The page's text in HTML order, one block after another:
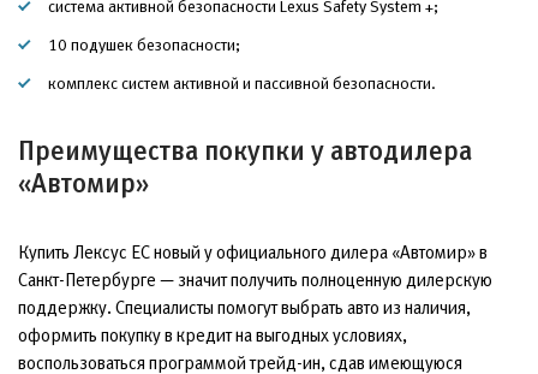
система активной безопасности Lexus Safety System +;
10 подушек безопасности;
комплекс систем активной и пассивной безопасности.
Преимущества покупки у автодилера
«Автомир»
Купить Лексус ЕС новый у официального дилера «Автомир» в
Санкт-Петербурге — значит получить полноценную дилерскую
поддержку. Специалисты помогут выбрать авто из наличия,
оформить покупку в кредит на выгодных условиях,
воспользоваться программой трейд-ин, сдав имеющуюся